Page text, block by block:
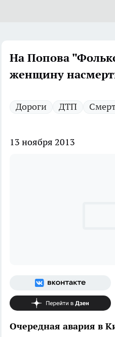
На Попова
женщину
Дороги ДТП
13 ноября 2013
Очередная авария в